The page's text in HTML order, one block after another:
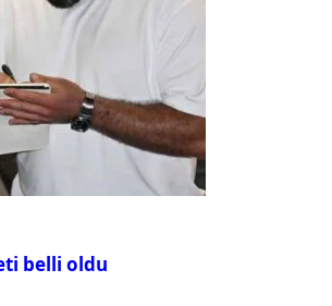
belli oldu